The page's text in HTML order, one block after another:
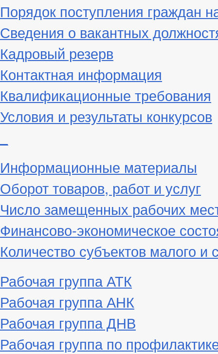
Порядок поступления граждан
Сведения о вакантных
Кадровый резерв
Контактная информация
Квалификационные требования
Условия и результаты конкурсов
Информационные материалы
Оборот товаров, работ и услуг
Число замещенных рабочих
Финансово-экономическое
Количество субъектов малого и
Рабочая группа АТК
Рабочая группа АНК
Рабочая группа ДНВ
Рабочая группа по